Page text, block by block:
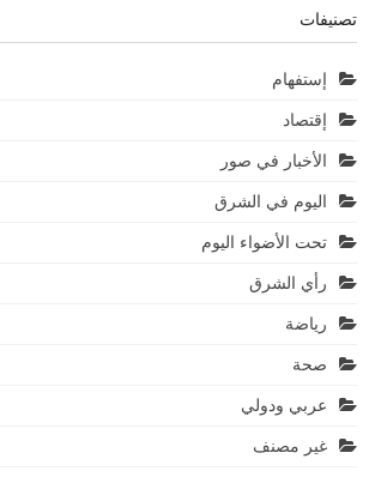
تصنيفات
إستفهام
إقتصاد
الأخبار في صور
اليوم في الشرق
تحت الأضواء اليوم
رأي الشرق
رياضة
صحة
عربي ودولي
غير مصنف